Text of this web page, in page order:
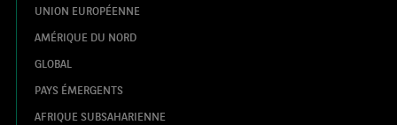
UNION EUROPÉENNE
AMÉRIQUE DU NORD
GLOBAL
PAYS ÉMERGENTS
AFRIQUE SUBSAHARIENNE